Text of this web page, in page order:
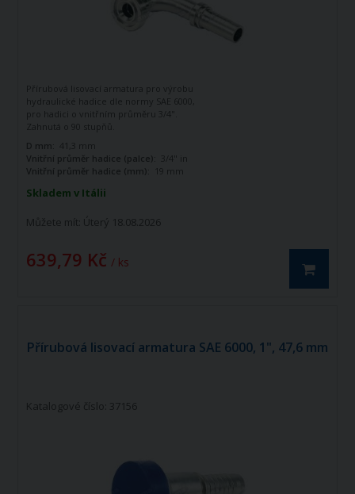
Skladem v Itálii
Můžete mít: Úterý 18.08.2026
639,79 Kč / ks
Přírubová lisovací armatura pro výrobu
hydraulické hadice dle normy SAE 6000,
pro hadici o vnitřním průměru 3/4".
Zahnutá o 90 stupňů.
D mm:
41,3 mm
Vnitřní průměr hadice (palce):
3/4" in
Vnitřní průměr hadice (mm):
19 mm
Přírubová lisovací armatura SAE 6000, 1", 47,6 mm
Katalogové číslo: 37156